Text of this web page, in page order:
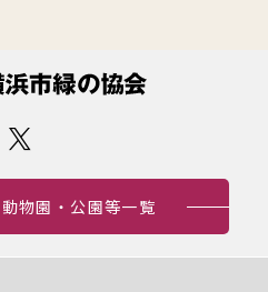
物園・公園等一覧